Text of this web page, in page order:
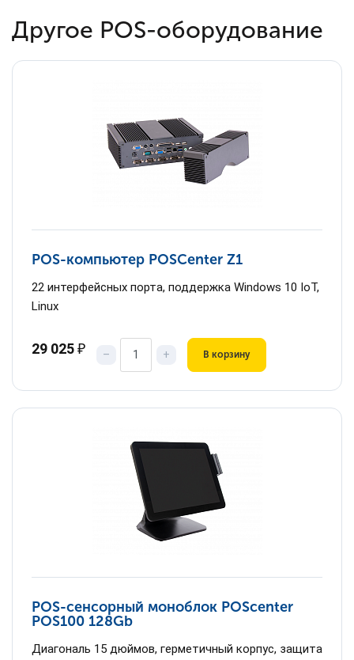
Другое POS-оборудование
POS-компьютер POSCenter Z1
22 интерфейсных порта, поддержка Windows 10 IoT,
Linux
29 025₽ – + В корзину
POS-сенсорный моноблок POScenter
POS100 128Gb
Диагональ 15 дюймов, герметичный корпус, защита